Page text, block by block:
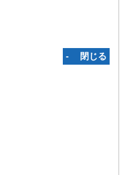
‐ 閉じる